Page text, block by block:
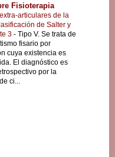
Fisioterapia
articulares de la
de Salter y
3 - Tipo V. Se trata de
fisario por
cuya existencia es
El diagnóstico es
por la
ci...